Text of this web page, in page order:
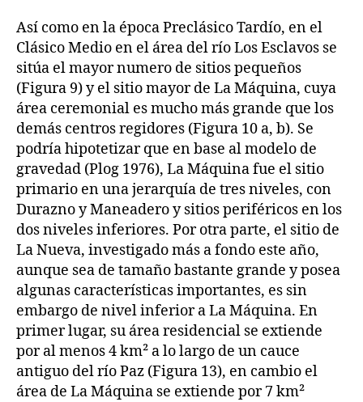
Así como en la época Preclásico Tardío, en el
Clásico Medio en el área del río Los Esclavos se
sitúa el mayor numero de sitios pequeños
(Figura 9) y el sitio mayor de La Máquina, cuya
área ceremonial es mucho más grande que los
demás centros regidores (Figura 10 a, b). Se
podría hipotetizar que en base al modelo de
gravedad (Plog 1976), La Máquina fue el sitio
primario en una jerarquía de tres niveles, con
Durazno y Maneadero y sitios periféricos en los
dos niveles inferiores. Por otra parte, el sitio de
La Nueva, investigado más a fondo este año,
aunque sea de tamaño bastante grande y posea
algunas características importantes, es sin
embargo de nivel inferior a La Máquina. En
primer lugar, su área residencial se extiende
por al menos 4 km² a lo largo de un cauce
antiguo del río Paz (Figura 13), en cambio el
área de La Máquina se extiende por 7 km²